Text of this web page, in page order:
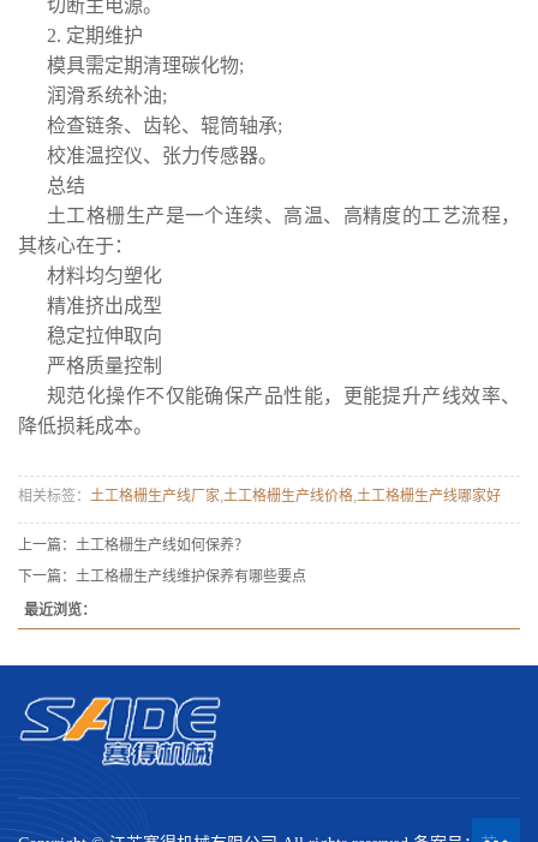
切断主电源。
2. 定期维护
模具需定期清理碳化物;
润滑系统补油;
检查链条、齿轮、辊筒轴承;
校准温控仪、张力传感器。
总结
土工格栅生产是一个连续、高温、高精度的工艺流程，
其核心在于：
材料均匀塑化
精准挤出成型
稳定拉伸取向
严格质量控制
规范化操作不仅能确保产品性能，更能提升产线效率、
降低损耗成本。
相关标签： 土工格栅生产线厂家,土工格栅生产线价格,土工格栅生产线哪家好
上一篇： 土工格栅生产线如何保养？
下一篇： 土工格栅生产线维护保养有哪些要点
最近浏览：